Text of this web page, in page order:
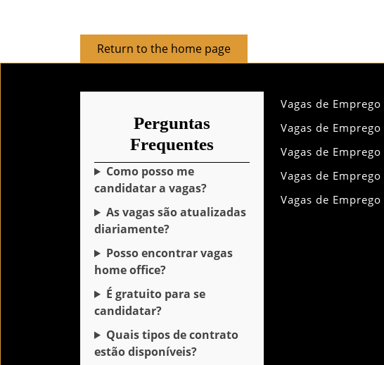
Return to the home pageReturn
to
Perguntas
Frequentes
Como posso me
candidatar a vagas?
As vagas são atualizadas
diariamente?
Posso encontrar vagas
home office?
É gratuito para se
candidatar?
Quais tipos de contrato
estão disponíveis?
Vagas de
Vagas de
Vagas de
Vagas de
Vagas de